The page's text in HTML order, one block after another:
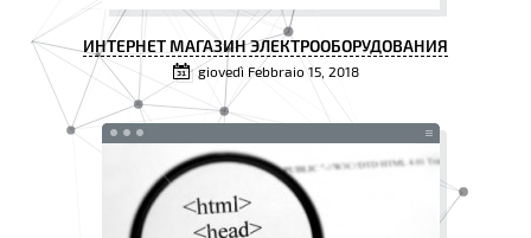
ИНТЕРНЕТ МАГАЗИН ЭЛЕКТРООБОРУДОВАНИЯ
giovedì Febbraio 15, 2018